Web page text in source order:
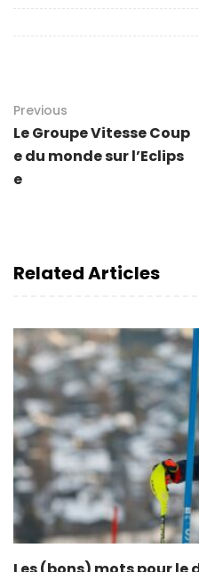
Previous
Le Groupe Vitesse Coup
e du monde sur l’Eclips
e
Related Articles